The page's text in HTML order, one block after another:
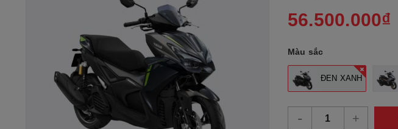
56.500.000₫
Màu sắc
ĐEN XANH
- +